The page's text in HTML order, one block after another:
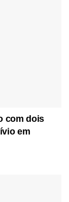
com dois
em